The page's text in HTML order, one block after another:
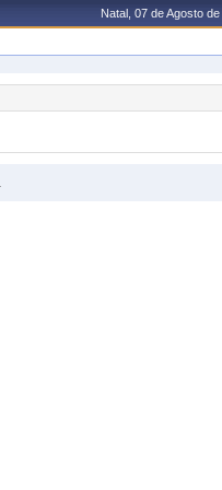
Natal, 07 de Agosto